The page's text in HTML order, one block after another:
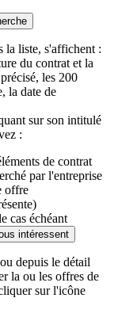
la liste, s'affichent :
du contrat et la
les 200
la date de
sur son intitulé
:
de contrat
par l'entreprise
offre
cas échéant
intéressent
depuis le détail
la ou les offres de
sur l'icône